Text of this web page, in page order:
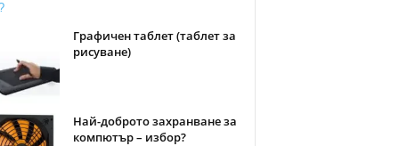
Графичен таблет (таблет за
рисуване)
Най-доброто захранване за
компютър – избор?